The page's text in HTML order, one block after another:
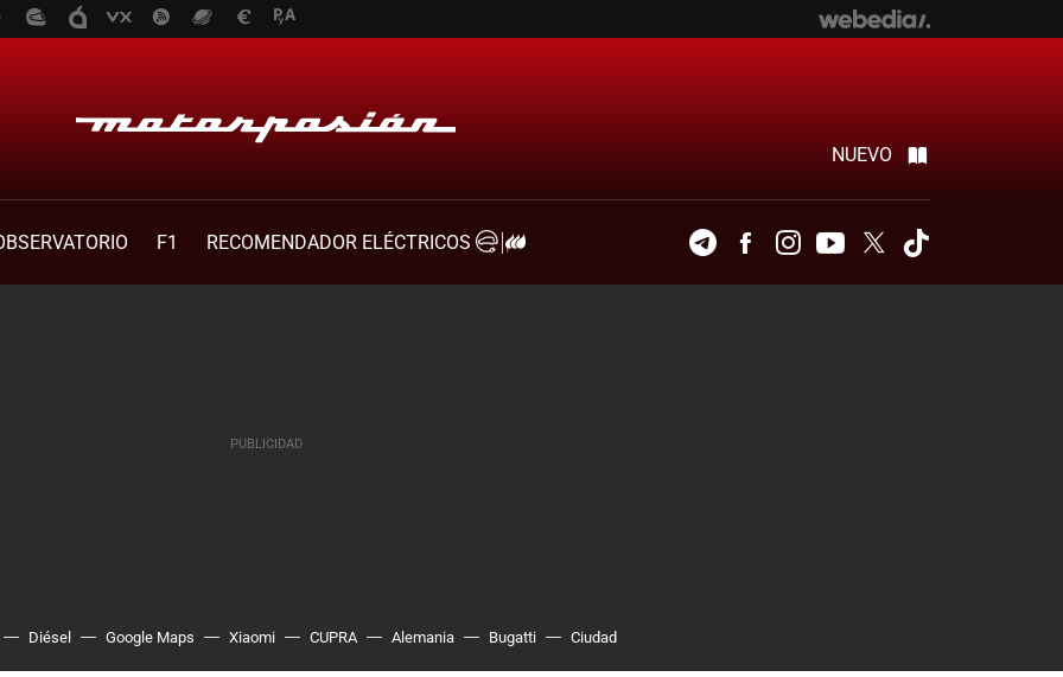
NUEVO
F1 RECOMENDADOR ELÉCTRICOS TelegramFacebookInstagramYoutubeTwitter
Diésel Google Maps Xiaomi CUPRA Alemania Bugatti Ciudad